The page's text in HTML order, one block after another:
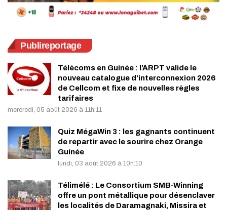
Publireportage
Télécoms en Guinée : l’ARPT valide le
nouveau catalogue d’interconnexion 2026
de Cellcom et fixe de nouvelles règles
tarifaires
mercredi, 05 août 2026 à 11h:11
Quiz MégaWin 3 : les gagnants continuent
de repartir avec le sourire chez Orange
Guinée
lundi, 03 août 2026 à 10h:10
Télimélé : Le Consortium SMB-Winning
offre un pont métallique pour désenclaver
les localités de Daramagnaki, Missira et